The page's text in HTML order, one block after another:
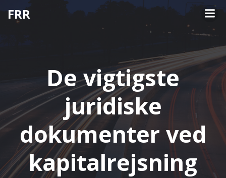
Videre
FRR
De vigtigste
juridiske
dokumenter ved
kapitalrejsning